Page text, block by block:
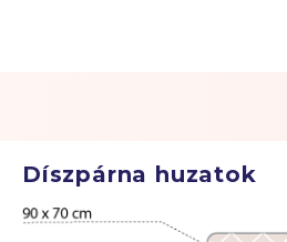
Díszpárna huzatok